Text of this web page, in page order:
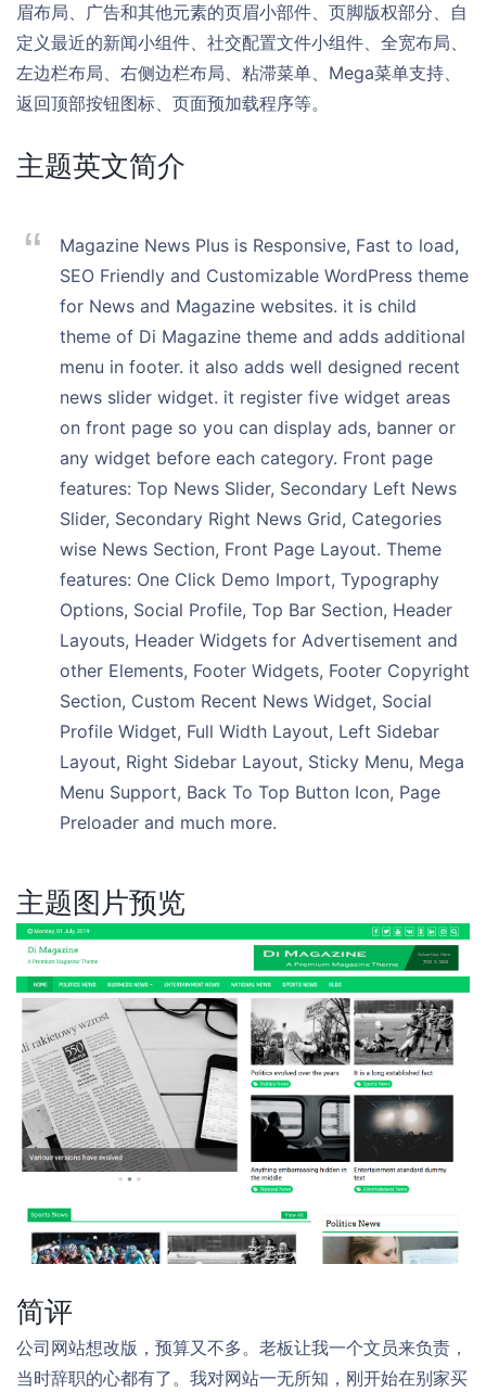
眉布局、广告和其他元素的页眉小部件、页脚版权部分、自
定义最近的新闻小组件、社交配置文件小组件、全宽布局、
左边栏布局、右侧边栏布局、粘滞菜单、Mega菜单支持、
返回顶部按钮图标、页面预加载程序等。
主题英文简介
Magazine News Plus is Responsive, Fast to load,
SEO Friendly and Customizable WordPress theme
for News and Magazine websites. it is child
theme of Di Magazine theme and adds additional
menu in footer. it also adds well designed recent
news slider widget. it register five widget areas
on front page so you can display ads, banner or
any widget before each category. Front page
features: Top News Slider, Secondary Left News
Slider, Secondary Right News Grid, Categories
wise News Section, Front Page Layout. Theme
features: One Click Demo Import, Typography
Options, Social Profile, Top Bar Section, Header
Layouts, Header Widgets for Advertisement and
other Elements, Footer Widgets, Footer Copyright
Section, Custom Recent News Widget, Social
Profile Widget, Full Width Layout, Left Sidebar
Layout, Right Sidebar Layout, Sticky Menu, Mega
Menu Support, Back To Top Button Icon, Page
Preloader and much more.
主题图片预览
简评
公司网站想改版，预算又不多。老板让我一个文员来负责，
当时辞职的心都有了。我对网站一无所知，刚开始在别家买